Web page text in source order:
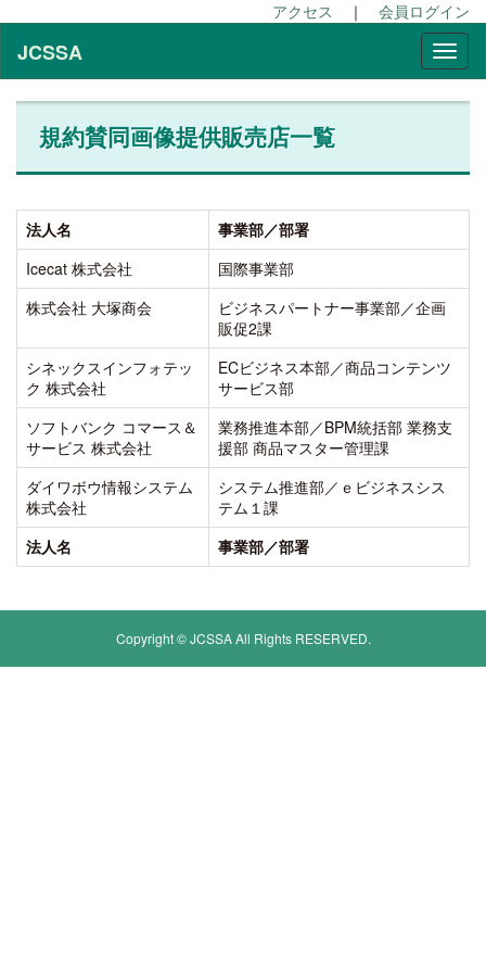
アクセス ｜ 会員ログイン
JCSSA
規約賛同画像提供販売店一覧
法人名
事業部／部署
Icecat 株式会社
国際事業部
株式会社 大塚商会
ビジネスパートナー事業部／企画
販促2課
シネックスインフォテッ
ク 株式会社
ECビジネス本部／商品コンテンツ
サービス部
ソフトバンク コマース＆
サービス 株式会社
業務推進本部／BPM統括部 業務支
援部 商品マスター管理課
ダイワボウ情報システム
株式会社
システム推進部／ｅビジネスシス
テム１課
法人名
事業部／部署
Copyright © JCSSA All Rights RESERVED.